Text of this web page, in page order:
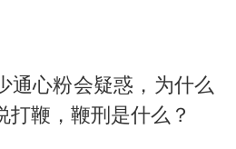
通心粉会疑惑，为什么
打鞭，鞭刑是什么？